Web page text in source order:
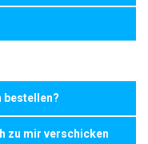
bestellen?
zu mir verschicken